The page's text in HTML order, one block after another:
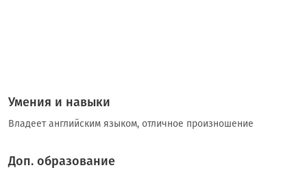
Умения и навыки
Владеет английским языком, отличное произношение
Доп. образование